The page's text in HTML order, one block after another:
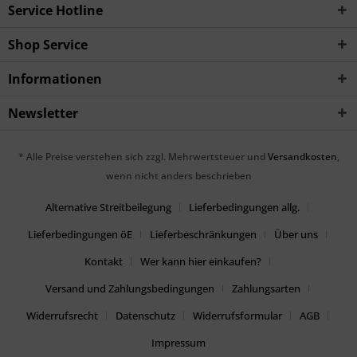
Service Hotline
Shop Service
Informationen
Newsletter
* Alle Preise verstehen sich zzgl. Mehrwertsteuer und Versandkosten,
wenn nicht anders beschrieben
Alternative Streitbeilegung
Lieferbedingungen allg.
Lieferbedingungen öE
Lieferbeschränkungen
Über uns
Kontakt
Wer kann hier einkaufen?
Versand und Zahlungsbedingungen
Zahlungsarten
Widerrufsrecht
Datenschutz Widerrufsformular
AGB
Impressum